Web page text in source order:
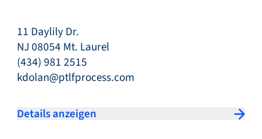
11 Daylily Dr.
NJ 08054 Mt. Laurel
(434) 981 2515
kdolan@ptlfprocess.com
Details anzeigen